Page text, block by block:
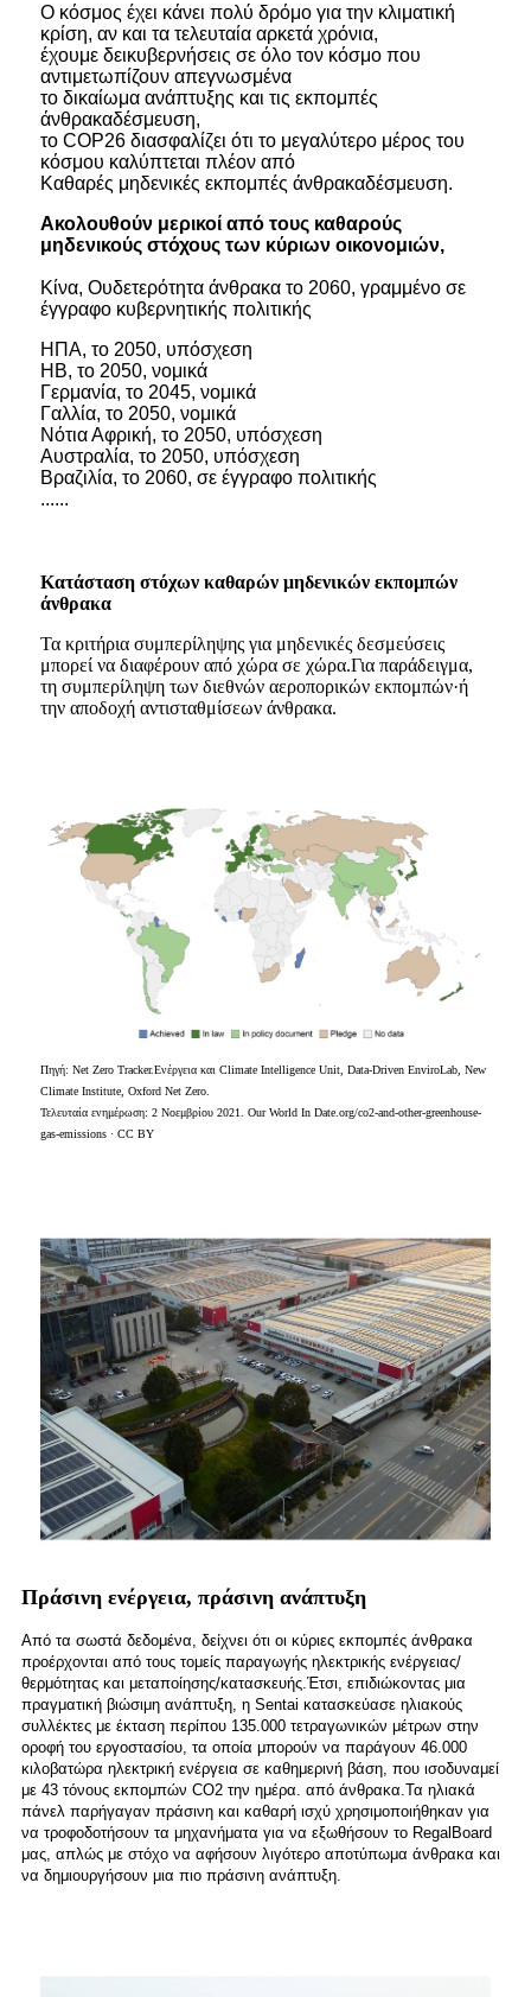
Ο κόσμος έχει κάνει πολύ δρόμο για την κλιματική
κρίση, αν και τα τελευταία αρκετά χρόνια,
έχουμε δεικυβερνήσεις σε όλο τον κόσμο που
αντιμετωπίζουν απεγνωσμένα
το δικαίωμα ανάπτυξης και τις εκπομπές
άνθρακαδέσμευση,
το COP26 διασφαλίζει ότι το μεγαλύτερο μέρος του
κόσμου καλύπτεται πλέον από
Καθαρές μηδενικές εκπομπές άνθρακαδέσμευση.
Ακολουθούν μερικοί από τους καθαρούς
μηδενικούς στόχους των κύριων οικονομιών,
Κίνα, Ουδετερότητα άνθρακα το 2060, γραμμένο σε
έγγραφο κυβερνητικής πολιτικής
ΗΠΑ, το 2050, υπόσχεση
ΗΒ, το 2050, νομικά
Γερμανία, το 2045, νομικά
Γαλλία, το 2050, νομικά
Νότια Αφρική, το 2050, υπόσχεση
Αυστραλία, το 2050, υπόσχεση
Βραζιλία, το 2060, σε έγγραφο πολιτικής
......
Κατάσταση στόχων καθαρών μηδενικών εκπομπών
άνθρακα
Τα κριτήρια συμπερίληψης για μηδενικές δεσμεύσεις
μπορεί να διαφέρουν από χώρα σε χώρα.Για παράδειγμα,
τη συμπερίληψη των διεθνών αεροπορικών εκπομπών·ή
την αποδοχή αντισταθμίσεων άνθρακα.
Πηγή: Net Zero Tracker.Ενέργεια και Climate Intelligence Unit, Data-Driven EnviroLab, New
Climate Institute, Oxford Net Zero.
Τελευταία ενημέρωση: 2 Νοεμβρίου 2021. Our World In Date.org/co2-and-other-greenhouse-
gas-emissions · CC BY
Πράσινη ενέργεια, πράσινη ανάπτυξη
Από τα σωστά δεδομένα, δείχνει ότι οι κύριες εκπομπές άνθρακα
προέρχονται από τους τομείς παραγωγής ηλεκτρικής ενέργειας/
θερμότητας και μεταποίησης/κατασκευής.Έτσι, επιδιώκοντας μια
πραγματική βιώσιμη ανάπτυξη, η Sentai κατασκεύασε ηλιακούς
συλλέκτες με έκταση περίπου 135.000 τετραγωνικών μέτρων στην
οροφή του εργοστασίου, τα οποία μπορούν να παράγουν 46.000
κιλοβατώρα ηλεκτρική ενέργεια σε καθημερινή βάση, που ισοδυναμεί
με 43 τόνους εκπομπών CO2 την ημέρα. από άνθρακα.Τα ηλιακά
πάνελ παρήγαγαν πράσινη και καθαρή ισχύ χρησιμοποιήθηκαν για
να τροφοδοτήσουν τα μηχανήματα για να εξωθήσουν το RegalBoard
μας, απλώς με στόχο να αφήσουν λιγότερο αποτύπωμα άνθρακα και
να δημιουργήσουν μια πιο πράσινη ανάπτυξη.